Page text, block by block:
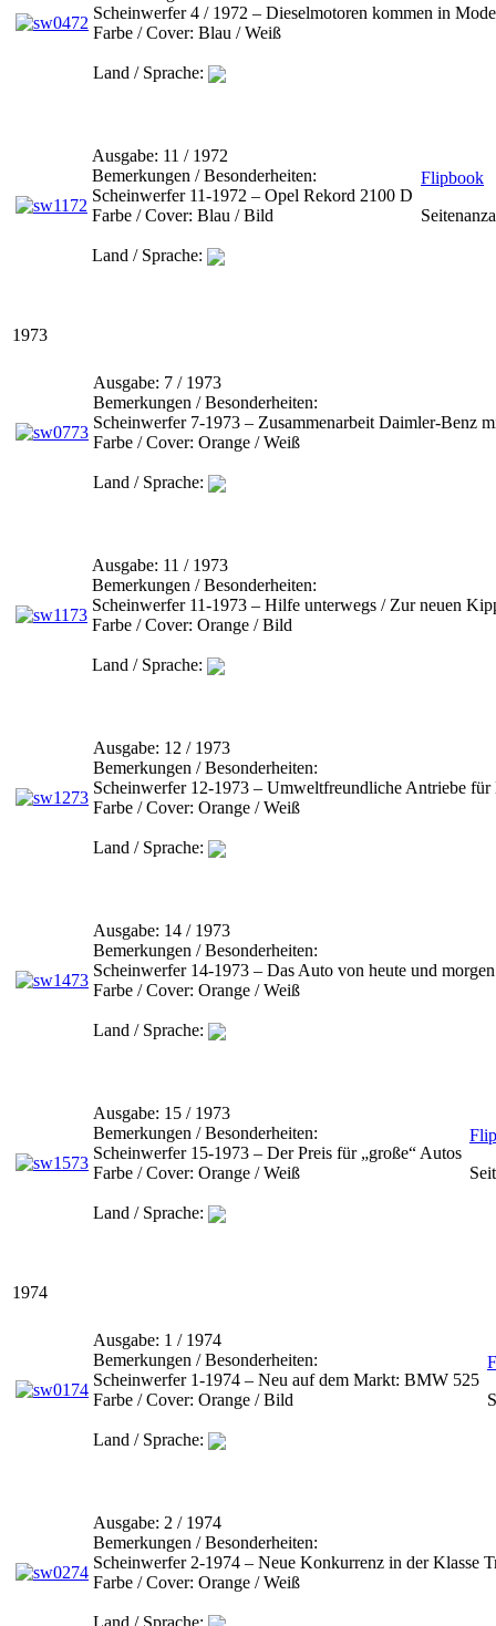
Scheinwerfer 4 / 1972 – Dieselmotoren kommen in Mode
Farbe / Cover: Blau / Weiß
Land / Sprache:
Ausgabe: 11 / 1972
Bemerkungen / Besonderheiten:
Scheinwerfer 11-1972 – Opel Rekord 2100 D
Farbe / Cover: Blau / Bild
Land / Sprache:
Flipbook
1973
Ausgabe: 7 / 1973
Bemerkungen / Besonderheiten:
Scheinwerfer 7-1973 – Zusammenarbeit Daimler-Benz
Farbe / Cover: Orange / Weiß
Land / Sprache:
Ausgabe: 11 / 1973
Bemerkungen / Besonderheiten:
Scheinwerfer 11-1973 – Hilfe unterwegs / Zur neuen
Farbe / Cover: Orange / Bild
Land / Sprache:
Ausgabe: 12 / 1973
Bemerkungen / Besonderheiten:
Scheinwerfer 12-1973 – Umweltfreundliche Antriebe für
Farbe / Cover: Orange / Weiß
Land / Sprache:
Ausgabe: 14 / 1973
Bemerkungen / Besonderheiten:
Scheinwerfer 14-1973 – Das Auto von heute und morgen
Farbe / Cover: Orange / Weiß
Land / Sprache:
Ausgabe: 15 / 1973
Bemerkungen / Besonderheiten:
Scheinwerfer 15-1973 – Der Preis für „große“ Autos
Farbe / Cover: Orange / Weiß
Land / Sprache:
1974
Ausgabe: 1 / 1974
Bemerkungen / Besonderheiten:
Scheinwerfer 1-1974 – Neu auf dem Markt: BMW 525
Farbe / Cover: Orange / Bild
Land / Sprache:
Ausgabe: 2 / 1974
Bemerkungen / Besonderheiten:
Scheinwerfer 2-1974 – Neue Konkurrenz in der Klasse
Farbe / Cover: Orange / Weiß
Land / Sprache: